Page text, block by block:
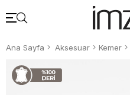
Ana Sayfa Aksesuar Kemer